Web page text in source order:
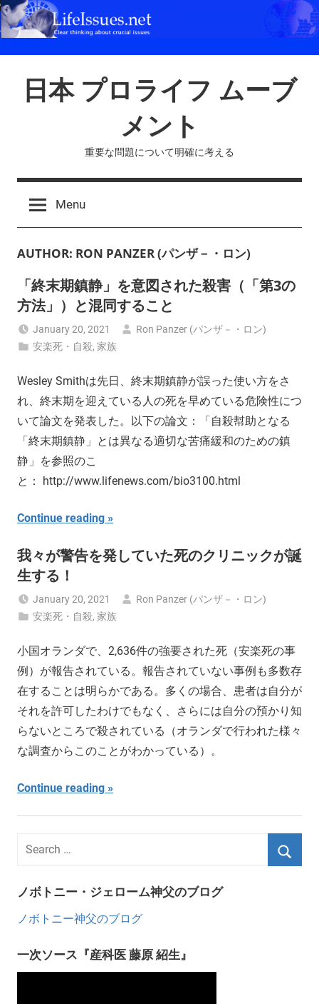
Skip
to
日本 プロライフ ムーブ
メント
重要な問題について明確に考える
Menu
AUTHOR: RON PANZER (パンザ－・ロン)
「終末期鎮静」を意図された殺害（「第3の
方法」）と混同すること
January 20, 2021
Ron Panzer (パンザ－・ロン)
安楽死・自殺,家族
Wesley Smithは先日、終末期鎮静が誤った使い方をさ
れ、終末期を迎えている人の死を早めている危険性につ
いて論文を発表した。以下の論文：「自殺幇助となる
「終末期鎮静」とは異なる適切な苦痛緩和のための鎮
静」を参照のこ
と： http://www.lifenews.com/bio3100.html
Continue reading
我々が警告を発していた死のクリニックが誕
生する！
January 20, 2021
Ron Panzer (パンザ－・ロン)
安楽死・自殺,家族
小国オランダで、2,636件の強要された死（安楽死の事
例）が報告されている。報告されていない事例も多数存
在することは明らかである。多くの場合、患者は自分が
それを許可したわけでもなく、さらには自分の預かり知
らないところで殺されている（オランダで行われた様々
な調査からこのことがわかっている）。
Continue reading
ノボトニー・ジェローム神父のブログ
ノボトニー神父のブログ
一次ソース『産科医 藤原 紹生』